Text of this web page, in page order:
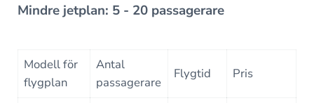
Mindre jetplan: 5 - 20 passagerare
Modell för
flygplan
Antal
passagerare
Flygtid Pris